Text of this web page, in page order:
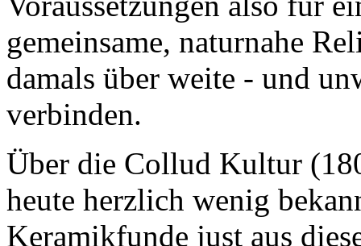
gemeinsame, naturnahe
damals über weite - und
verbinden.
Über die
heute herzlich wenig
Keramikfunde just aus